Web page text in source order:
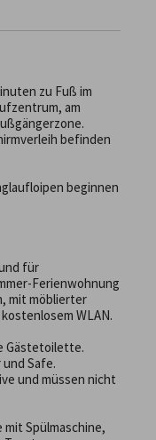
zu Fuß im
am
befinden
beginnen
für
Ferienwohnung
mit möblierter
WLAN.
Gästetoilette.
Safe.
und müssen nicht
Spülmaschine,